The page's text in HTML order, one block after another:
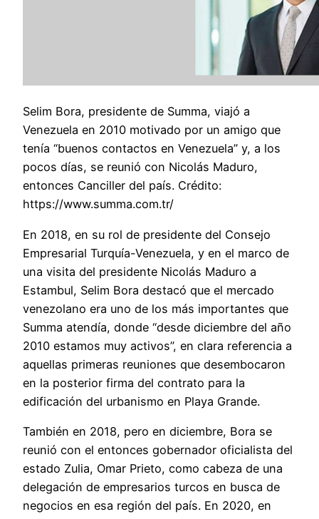
Selim Bora, presidente de Summa, viajó a
Venezuela en 2010 motivado por un amigo que
tenía “buenos contactos en Venezuela” y, a los
pocos días, se reunió con Nicolás Maduro,
entonces Canciller del país. Crédito:
https://www.summa.com.tr/
En 2018, en su rol de presidente del Consejo
Empresarial Turquía-Venezuela, y en el marco de
una visita del presidente Nicolás Maduro a
Estambul, Selim Bora destacó que el mercado
venezolano era uno de los más importantes que
Summa atendía, donde “desde diciembre del año
2010 estamos muy activos”, en clara referencia a
aquellas primeras reuniones que desembocaron
en la posterior firma del contrato para la
edificación del urbanismo en Playa Grande.
También en 2018, pero en diciembre, Bora se
reunió con el entonces gobernador oficialista del
estado Zulia, Omar Prieto, como cabeza de una
delegación de empresarios turcos en busca de
negocios en esa región del país. En 2020, en